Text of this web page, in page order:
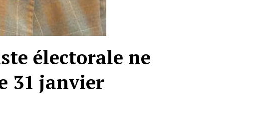
électorale ne
31 janvier